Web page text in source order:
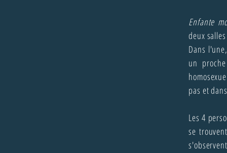
Enfante
deux
Dans
un
pas et
Les 4
se